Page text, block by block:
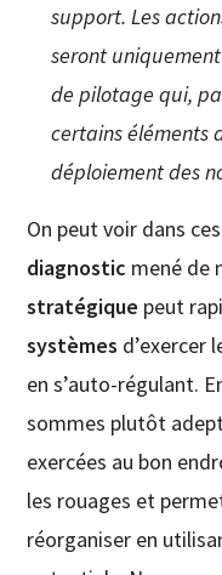
support. Les
seront
de pilotage qui,
certains éléments
déploiement des
On peut voir dans
diagnostic mené de
stratégique peut
systèmes d’exercer
en s’auto-régulant.
sommes plutôt
exercées au bon
les rouages et
réorganiser en